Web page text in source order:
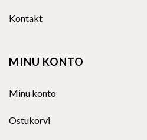
Kontakt
MINU KONTO
Minu konto
Ostukorvi